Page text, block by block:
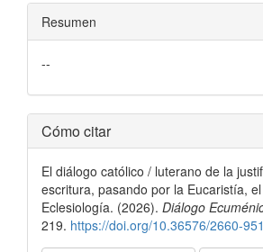
Resumen
--
Detalles
del
artículo
Cómo citar
El diálogo católico / luterano de la
escritura, pasando por la Eucaristía,
Eclesiología. (2026). Diálogo
219. https://doi.org/10.36576/2660-